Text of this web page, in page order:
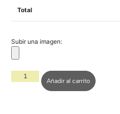
Total
Subir una imagen:
Añadir al carrito